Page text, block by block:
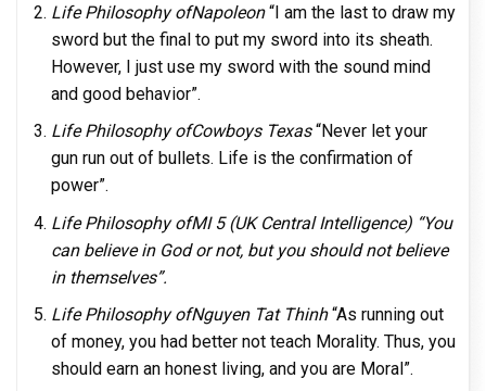
Life Philosophy ofNapoleon“I am the last to draw my
sword but the final to put my sword into its sheath.
However, I just use my sword with the sound mind
and good behavior”.
Life Philosophy ofCowboys Texas“Never let your
gun run out of bullets. Life is the confirmation of
power”.
Life Philosophy ofMI 5 (UK Central Intelligence) “You
can believe in God or not, but you should not believe
in themselves”.
Life Philosophy ofNguyen Tat Thinh“As running out
of money, you had better not teach Morality. Thus, you
should earn an honest living, and you are Moral”.